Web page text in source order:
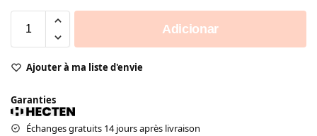
Adicionar
Ajouter à ma liste d'envie
Garanties
Échanges gratuits 14 jours après livraison